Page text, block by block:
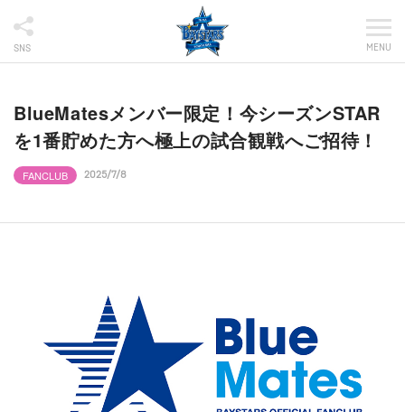
SNS MENU
BlueMatesメンバー限定！今シーズンSTAR
を1番貯めた方へ極上の試合観戦へご招待！
FANCLUB 2025/7/8